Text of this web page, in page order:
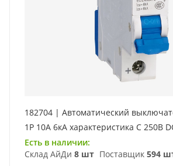
182704 | Автоматический
1P 10А 6кА характеристика C 250В
Есть в наличии:
Склад АйДи 8 шт Поставщик 594